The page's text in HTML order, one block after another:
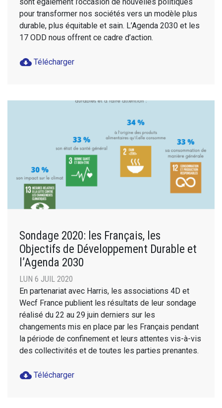
pour transformer nos sociétés vers un modèle plus
durable, plus équitable et sain. L’Agenda 2030 et les
17 ODD nous offrent ce cadre d’action.
cloud_download Télécharger
Sondage 2020: les Français, les
Objectifs de Développement Durable et
l’Agenda 2030
LUN 6 JUIL 2020
En partenariat avec Harris, les associations 4D et
Wecf France publient les résultats de leur sondage
réalisé du 22 au 29 juin derniers sur les
changements mis en place par les Français pendant
la période de confinement et leurs attentes vis-à-vis
des collectivités et de toutes les parties prenantes.
cloud_download Télécharger